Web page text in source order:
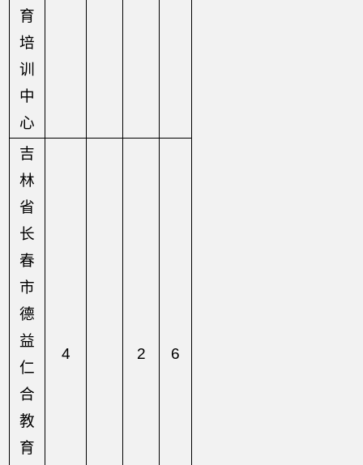
育
培
训
中
心
吉
林
省
长
春
市
德
益
仁
合
教
育
4 2 6